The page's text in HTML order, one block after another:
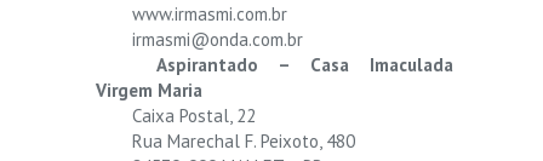
www.irmasmi.com.br
irmasmi@onda.com.br
Aspirantado – Casa Imaculada
Virgem Maria
Caixa Postal, 22
Rua Marechal F. Peixoto, 480